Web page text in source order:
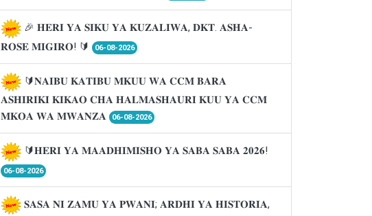
🎉 𝐇𝐄𝐑𝐈 𝐘𝐀 𝐒𝐈𝐊𝐔 𝐘𝐀 𝐊𝐔𝐙𝐀𝐋𝐈𝐖𝐀, 𝐃𝐊𝐓. 𝐀𝐒𝐇𝐀-
𝐑𝐎𝐒𝐄 𝐌𝐈𝐆𝐈𝐑𝐎! 🔰
06-08-2026
🔰𝐍𝐀𝐈𝐁𝐔 𝐊𝐀𝐓𝐈𝐁𝐔 𝐌𝐊𝐔𝐔 𝐖𝐀 𝐂𝐂𝐌 𝐁𝐀𝐑𝐀
𝐀𝐒𝐇𝐈𝐑𝐈𝐊𝐈 𝐊𝐈𝐊𝐀𝐎 𝐂𝐇𝐀 𝐇𝐀𝐋𝐌𝐀𝐒𝐇𝐀𝐔𝐑𝐈 𝐊𝐔𝐔 𝐘𝐀 𝐂𝐂𝐌
𝐌𝐊𝐎𝐀 𝐖𝐀 𝐌𝐖𝐀𝐍𝐙𝐀
06-08-2026
🔰𝐇𝐄𝐑𝐈 𝐘𝐀 𝐌𝐀𝐀𝐃𝐇𝐈𝐌𝐈𝐒𝐇𝐎 𝐘𝐀 𝐒𝐀𝐁𝐀 𝐒𝐀𝐁𝐀 𝟐𝟎𝟐𝟔!
06-08-2026
𝐒𝐀𝐒𝐀 𝐍𝐈 𝐙𝐀𝐌𝐔 𝐘𝐀 𝐏𝐖𝐀𝐍𝐈; 𝐀𝐑𝐃𝐇𝐈 𝐘𝐀 𝐇𝐈𝐒𝐓𝐎𝐑𝐈𝐀,